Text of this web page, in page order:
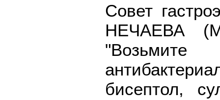
Совет
НЕЧАЕВА
бисептол,